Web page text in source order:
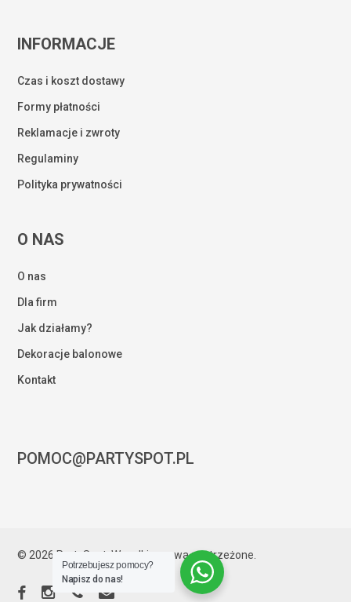
ZOBACZ KOSZYK
INFORMACJE
Czas i koszt dostawy
Formy płatności
Reklamacje i zwroty
Regulaminy
Polityka prywatności
O NAS
O nas
Dla firm
Jak działamy?
Dekoracje balonowe
Kontakt
POMOC@PARTYSPOT.PL
© 2026 PartySpot. Wszelkie prawa zastrzeżone.
facebookinstagramphoneemail
Potrzebujesz pomocy?
Napisz do nas!